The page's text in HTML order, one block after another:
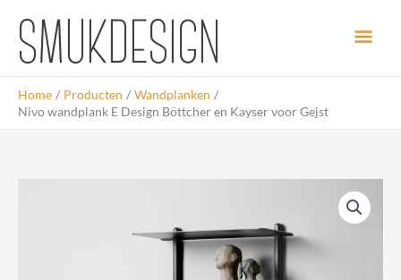
inhoud
Home Producten
Wandplanken
Nivo wandplank E Design Böttcher en Kayser voor Gejst